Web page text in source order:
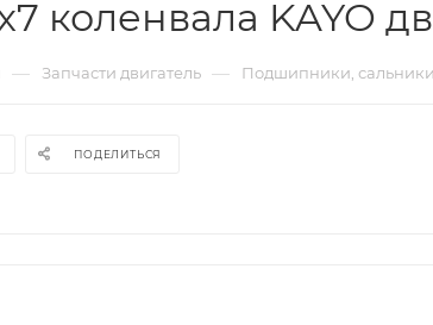
коленвала KAYO
— Запчасти двигатель — Подшипники, сальники
ПОДЕЛИТЬСЯ